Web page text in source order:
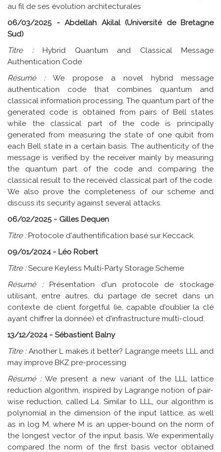
au fil de ses évolution architecturales
06/03/2025 - Abdellah Akilal (Université de Bretagne
Sud)
Titre :Hybrid Quantum and Classical Message
Authentication Code
Résumé :We propose a novel hybrid message
authentication code that combines quantum and
classical information processing. The quantum part of the
generated code is obtained from pairs of Bell states
while the classical part of the code is principally
generated from measuring the state of one qubit from
each Bell state in a certain basis. The authenticity of the
message is verified by the receiver mainly by measuring
the quantum part of the code and comparing the
classical result to the received classical part of the code.
We also prove the completeness of our scheme and
discuss its security against several attacks.
06/02/2025 - Gilles Dequen
Titre :Protocole d'authentification basé sur Keccack.
09/01/2024 - Léo Robert
Titre :Secure Keyless Multi-Party Storage Scheme
Résumé :Présentation d'un protocole de stockage
utilisant, entre autres, du partage de secret dans un
contexte de client forgetful (ie, capable d'oublier la clé
ayant chiffrer la donnée) et d'infrastructure multi-cloud.
13/12/2024 - Sébastient Balny
Titre :Another L makes it better? Lagrange meets LLL and
may improve BKZ pre-processing
Résumé :We present a new variant of the LLL lattice
reduction algorithm, inspired by Lagrange notion of pair-
wise reduction, called L4. Similar to LLL, our algorithm is
polynomial in the dimension of the input lattice, as well
as in log M, where M is an upper-bound on the norm of
the longest vector of the input basis. We experimentally
compared the norm of the first basis vector obtained